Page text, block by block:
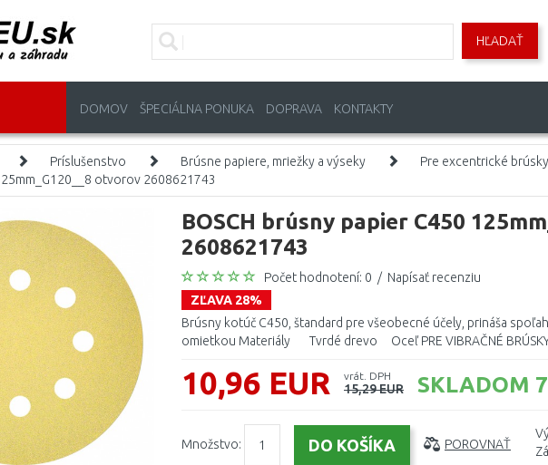
HĽADAŤ
DOMOV ŠPECIÁLNA PONUKA DOPRAVA KONTAKTY
Príslušenstvo Brúsne papiere, mriežky a výseky
Pre excentrické brúsky
otvorov 2608621743
BOSCH brúsny papier C450
2608621743
Počet hodnotení: 0 / Napísať recenziu
ZĽAVA 28%
Brúsny kotúč C450, štandard pre všeobecné účely, prináša
omietkou Materiály Tvrdé drevo Oceľ PRE VIBRAČNÉ
10,96 EUR vrát. DPH
15,29 EUR SKLADOM
Množstvo: POROVNAŤ